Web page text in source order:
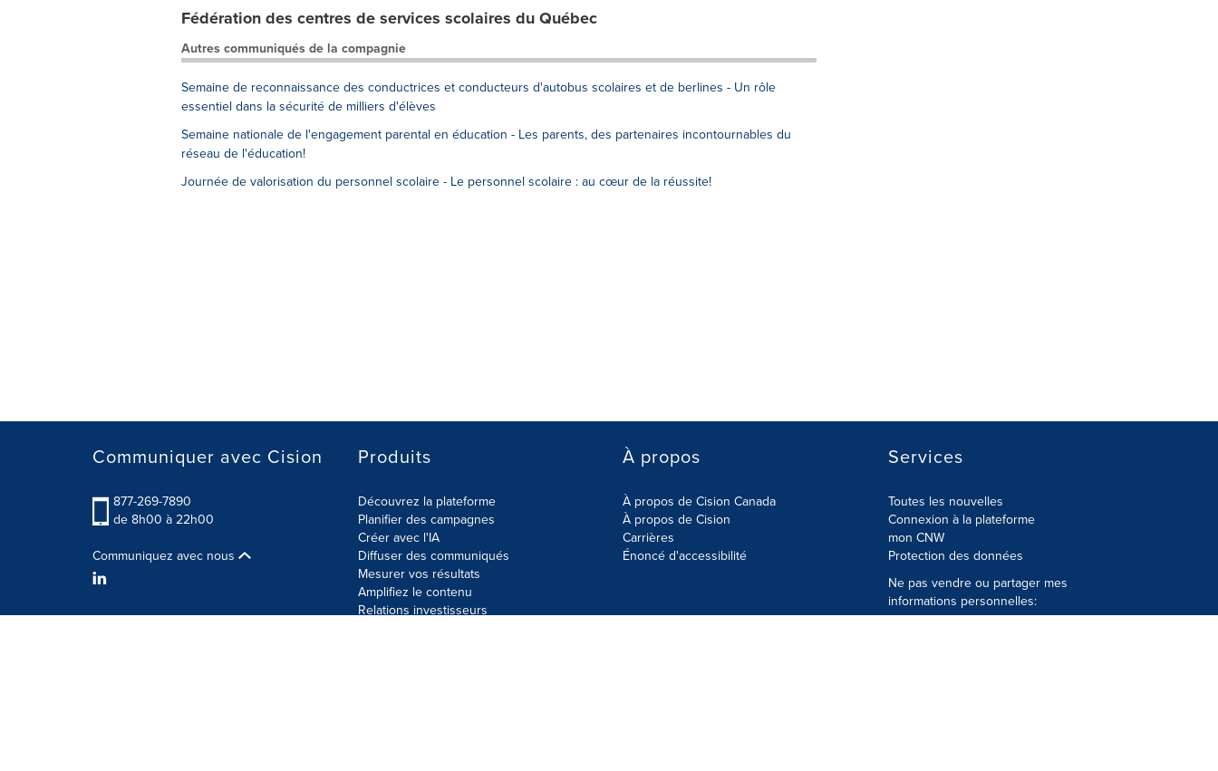
Fédération des centres de services scolaires du Québec
Autres communiqués de la compagnie
Semaine de reconnaissance des conductrices et conducteurs d'autobus scolaires et de berlines - Un rôle
essentiel dans la sécurité de milliers d'élèves
Semaine nationale de l'engagement parental en éducation - Les parents, des partenaires incontournables du
réseau de l'éducation!
Journée de valorisation du personnel scolaire - Le personnel scolaire : au cœur de la réussite!
Communiquer avec Cision
877-269-7890
de 8h00 à 22h00
Communiquez avec nous
Produits
Découvrez la plateforme
Planifier des campagnes
Créer avec l'IA
Diffuser des communiqués
Mesurer vos résultats
Amplifiez le contenu
Relations investisseurs
À propos
À propos de Cision Canada
À propos de Cision
Carrières
Énoncé d'accessibilité
Services
Toutes les nouvelles
Connexion à la plateforme
mon CNW
Protection des données
Ne pas vendre ou partager mes
informations personnelles: